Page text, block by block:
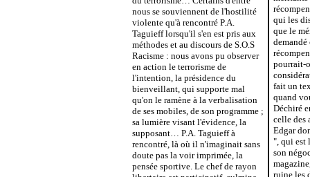
nous se souviennent de l'hostilité
violente qu'à rencontré P.A.
Taguieff lorsqu'il s'en est pris aux
méthodes et au discours de S.O.S
Racisme : nous avons pu observer
en action le terrorisme de
l'intention, la présidence du
bienveillant, qui supporte mal
qu'on le ramène à la verbalisation
de ses mobiles, de son programme ;
sa lumière visant l'évidence, la
supposant… P.A. Taguieff à
rencontré, là où il n'imaginait sans
doute pas la voir imprimée, la
pensée sportive. Le chef de rayon
qui les
que le
demandé
pourrait-
fait un
quand
Déchiré
celle des
Edgar
", qui est
son
ruine les